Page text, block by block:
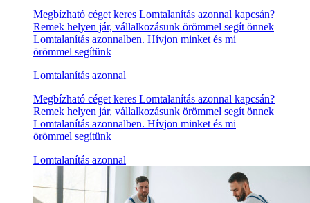
Megbízható céget keres Lomtalanítás azonnal kapcsán?
Remek helyen jár, vállalkozásunk örömmel segít önnek
Lomtalanítás azonnalben. Hívjon minket és mi
örömmel segítünk
Lomtalanítás azonnal
Megbízható céget keres Lomtalanítás azonnal kapcsán?
Remek helyen jár, vállalkozásunk örömmel segít önnek
Lomtalanítás azonnalben. Hívjon minket és mi
örömmel segítünk
Lomtalanítás azonnal